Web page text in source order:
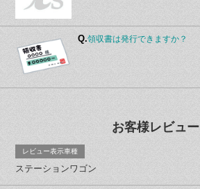
Q.領収書は発行できますか？
お客様レビュー
レビュー表示車種
ステーションワゴン